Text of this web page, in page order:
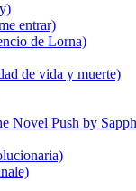
entrar)
de Lorna)
de vida y muerte)
Novel Push by